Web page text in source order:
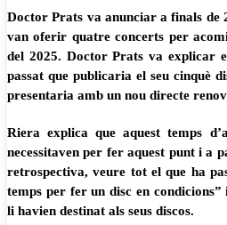
Doctor Prats va anunciar a finals de
van oferir quatre concerts per
del 2025. Doctor Prats va explicar
passat que publicaria el seu cinquè
presentaria amb un nou directe
Riera explica que aquest temps
necessitaven per fer aquest punt i a
retrospectiva, veure tot el que ha
temps per fer un disc en
li havien destinat als seus discos.